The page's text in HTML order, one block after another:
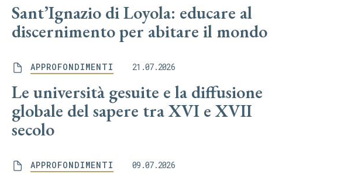
Sant’Ignazio di Loyola: educare al
discernimento per abitare il mondo
APPROFONDIMENTI 21.07.2026
Le università gesuite e la diffusione
globale del sapere tra XVI e XVII
secolo
APPROFONDIMENTI 09.07.2026